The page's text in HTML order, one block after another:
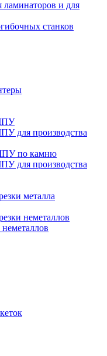
и для
станков
для производства
по камню
для производства
металла
неметаллов